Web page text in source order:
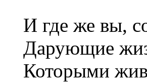
И где же вы,
Дарующие
Которыми